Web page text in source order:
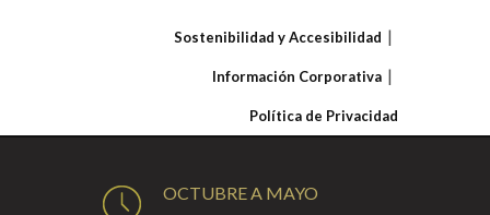
Sostenibilidad y Accesibilidad
Información Corporativa
Política de Privacidad
OCTUBRE A MAYO